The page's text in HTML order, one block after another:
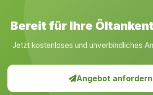
Bereit für Ihre
Jetzt kostenloses und unverbindliches
Angebot anfordern